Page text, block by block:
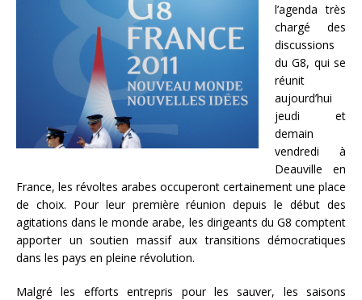
l’agenda très
chargé des
discussions
du G8, qui se
réunit
aujourd’hui
jeudi et
demain
vendredi à
Deauville en
France, les révoltes arabes occuperont certainement une place
de choix. Pour leur première réunion depuis le début des
agitations dans le monde arabe, les dirigeants du G8 comptent
apporter un soutien massif aux transitions démocratiques
dans les pays en pleine révolution.
Malgré les efforts entrepris pour les sauver, les saisons